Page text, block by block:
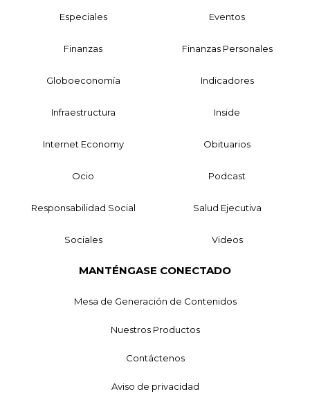
Especiales Eventos
Finanzas Finanzas Personales
Globoeconomía Indicadores
Infraestructura Inside
Internet Economy Obituarios
Ocio Podcast
Responsabilidad Social Salud Ejecutiva
Sociales Videos
MANTÉNGASE CONECTADO
Mesa de Generación de Contenidos
Nuestros Productos
Contáctenos
Aviso de privacidad